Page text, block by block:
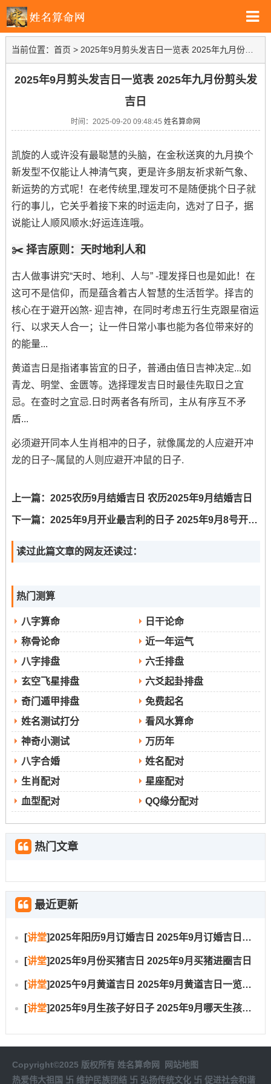
当前位置： 首页 > 2025年9月剪头发吉日一览表 2025年九月份剪头发吉日
2025年9月剪头发吉日一览表 2025年九月份剪头发
吉日
时间：2025-09-20 09:48:45 姓名算命网
凯旋的人或许没有最聪慧的头脑，在金秋送爽的九月换个
新发型不仅能让人神清气爽，更是许多朋友祈求新气象、
新运势的方式呢！在老传统里,理发可不是随便挑个日子就
行的事儿，它关乎着接下来的时运走向，选对了日子，据
说能让人顺风顺水;好运连连哦。
✂️ 择吉原则：天时地利人和
古人做事讲究“天时、地利、人与” -理发择日也是如此！在
这可不是信仰，而是蕴含着古人智慧的生活哲学。择吉的
核心在于避开凶煞- 迎吉神，在同时考虑五行生克跟星宿运
行、以求天人合一；让一件日常小事也能为各位带来好的
的能量...
黄道吉日是指诸事皆宜的日子，普通由值日吉神决定...如
青龙、明堂、金匮等。选择理发吉日时最佳先取日之宜
忌。在查时之宜忌.日时两者各有所司，主从有序互不矛
盾...
必须避开同本人生肖相冲的日子，就像属龙的人应避开冲
龙的日子~属鼠的人则应避开冲鼠的日子.
上一篇： 2025农历9月结婚吉日 农历2025年9月结婚吉日
下一篇： 2025年9月开业最吉利的日子 2025年9月8号开业吉利吗
读过此篇文章的网友还读过：
热门测算
八字算命
日干论命
称骨论命
近一年运气
八字排盘
六壬排盘
玄空飞星排盘
六爻起卦排盘
奇门遁甲排盘
免费起名
姓名测试打分
看风水算命
神奇小测试
万历年
八字合婚
姓名配对
生肖配对
星座配对
血型配对
QQ缘分配对
热门文章
最近更新
[讲堂]2025年阳历9月订婚吉日 2025年9月订婚吉日有哪几天
[讲堂]2025年9月份买猪吉日 2025年9月买猪进圈吉日
[讲堂]2025午9月黄道吉日 2025年9月黄道吉日一览表大全
[讲堂]2025年9月生孩子好日子 2025年9月哪天生孩子比较好
Copyright©2025 版权所有 姓名算命网
网站地图
热爱伟大祖国 卐 维护民族团结 卐 弘扬传统文化 卐 促进社会和谐